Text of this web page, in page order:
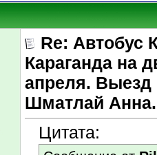
Re: Автобус
Караганда на
апреля. Выезд
Шматлай Анна.
Цитата: